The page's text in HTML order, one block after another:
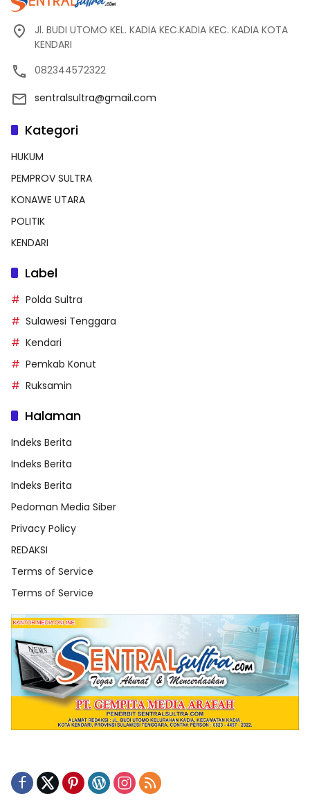
Jl. BUDI UTOMO KEL. KADIA KEC.KADIA KEC. KADIA KOTA
KENDARI
082344572322
sentralsultra@gmail.com
Kategori
HUKUM
PEMPROV SULTRA
KONAWE UTARA
POLITIK
KENDARI
Label
Polda Sultra
Sulawesi Tenggara
Kendari
Pemkab Konut
Ruksamin
Halaman
Indeks Berita
Indeks Berita
Indeks Berita
Pedoman Media Siber
Privacy Policy
REDAKSI
Terms of Service
Terms of Service